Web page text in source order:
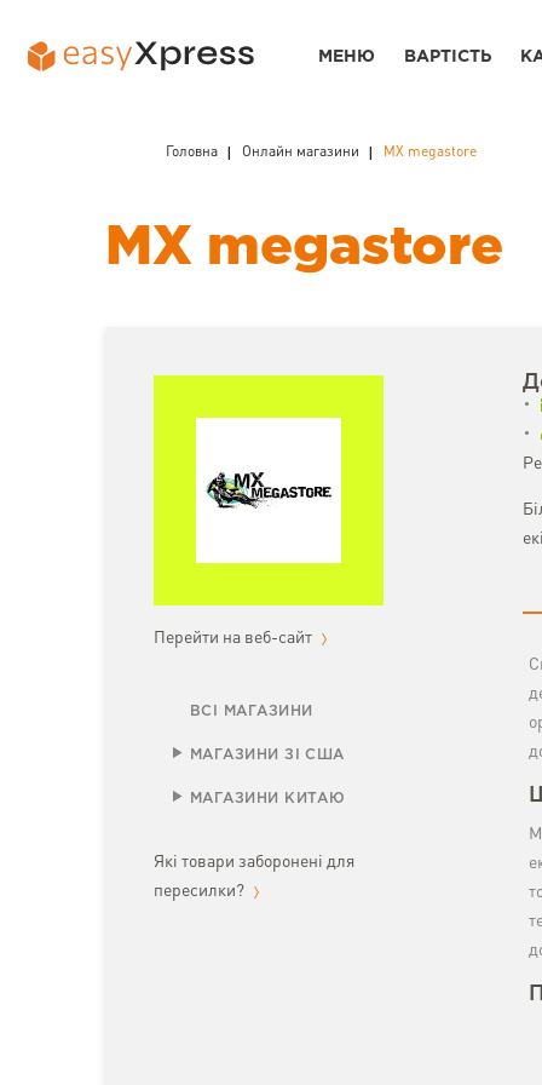
MX megastore
Головна Онлайн магазини MX megastore
Перейти на веб-сайт
ВСІ МАГАЗИНИ
МАГАЗИНИ ЗІ США
МАГАЗИНИ КИТАЮ
Які товари заборонені для
пересилки?
МЕНЮ ВАРТІСТЬ